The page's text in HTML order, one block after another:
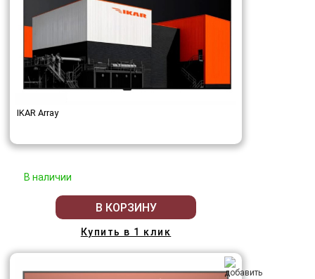
IKAR Array
В наличии
В КОРЗИНУ
Купить в 1 клик